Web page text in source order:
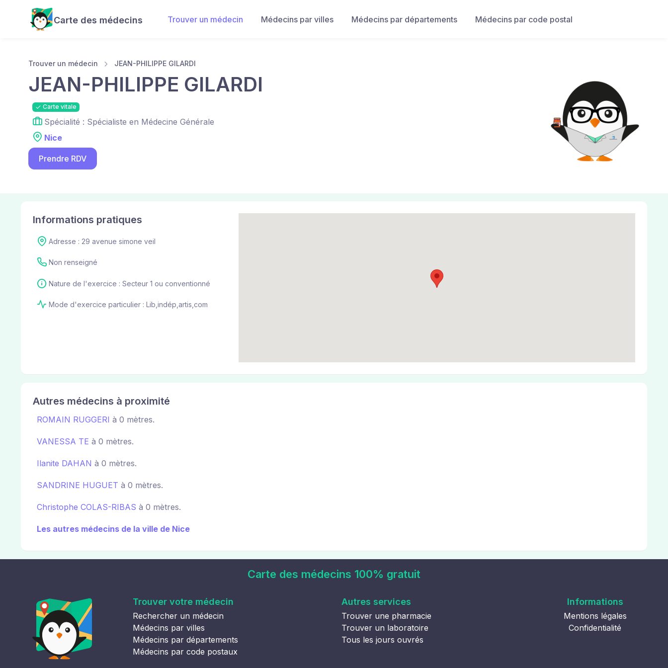
Carte des médecins Trouver un médecin Médecins par villes Médecins par départements Médecins par code postal
Trouver un médecin JEAN-PHILIPPE GILARDI
JEAN-PHILIPPE GILARDI
Carte vitale
Spécialité : Spécialiste en Médecine Générale
Nice
Prendre RDV
Informations pratiques
Adresse : 29 avenue simone veil
Non renseigné
Nature de l'exercice : Secteur 1 ou conventionné
Mode d'exercice particulier : Lib,indép,artis,com
Autres médecins à proximité
ROMAIN RUGGERI à 0 mètres.
VANESSA TE à 0 mètres.
Ilanite DAHAN à 0 mètres.
SANDRINE HUGUET à 0 mètres.
Christophe COLAS-RIBAS à 0 mètres.
Les autres médecins de la ville de Nice
Carte des médecins 100% gratuit
Trouver votre médecin
Rechercher un médecin
Médecins par villes
Médecins par départements
Médecins par code postaux
Autres services
Trouver une pharmacie
Trouver un laboratoire
Tous les jours ouvrés
Informations
Mentions légales
Confidentialité